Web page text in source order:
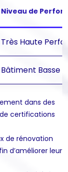
Niveau de
Très Haute
Bâtiment Basse
dans des
certifications
de rénovation
d’améliorer leur